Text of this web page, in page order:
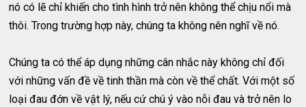
nó có lẽ chỉ khiến cho tình hình trở nên không thể chịu nổi mà
thôi. Trong trường hợp này, chúng ta không nên nghĩ về nó.
Chúng ta có thể áp dụng những cân nhắc này không chỉ đối
với những vấn đề về tinh thần mà còn về thể chất. Với một số
loại đau đớn về vật lý, nếu cứ chú ý vào nỗi đau và trở nên lo